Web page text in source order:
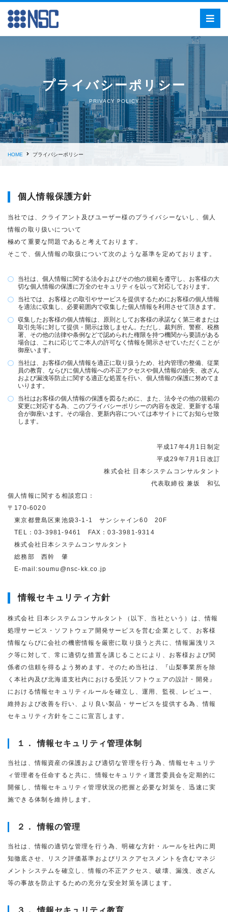
プライバシーポリシー
PRIVACY POLICY
HOME プライバシーポリシー
個人情報保護方針
当社では、クライアント及びユーザー様のプライバシーないし、個人
情報の取り扱いについて
極めて重要な問題であると考えております。
そこで、個人情報の取扱について次のような基準を定めております。
当社は、個人情報に関する法令およびその他の規範を遵守し、お客様の大
切な個人情報の保護に万全のセキュリティを以って対応しております。
当社では、お客様との取引やサービスを提供するためにお客様の個人情報
を適法に収集し、必要範囲内で収集した個人情報を利用させて頂きます。
収集したお客様の個人情報は、原則としてお客様の承諾なく第三者または
取引先等に対して提供・開示は致しません。ただし、裁判所、警察、税務
署、その他の法律や条例などで認められた権限を持つ機関から要請がある
場合は、これに応じてご本人の許可なく情報を開示させていただくことが
御座います。
当社は、お客様の個人情報を適正に取り扱うため、社内管理の整備、従業
員の教育、ならびに個人情報への不正アクセスや個人情報の紛失、改ざん
および漏洩等防止に関する適正な処置を行い、個人情報の保護に努めてま
いります。
当社はお客様の個人情報の保護を図るために、また、法令その他の規範の
変更に対応する為、このプライバシーポリシーの内容を改定、更新する場
合が御座います。その場合、更新内容については本サイトにてお知らせ致
します。
平成17年4月1日制定
平成29年7月1日改訂
株式会社 日本システムコンサルタント
代表取締役 兼坂 和弘
個人情報に関する相談窓口：
〒170-6020
東京都豊島区東池袋3-1-1 サンシャイン60 20F
TEL：03-3981-9461 FAX：03-3981-9314
株式会社日本システムコンサルタント
総務部 西幹 肇
E-mail:soumu@nsc-kk.co.jp
情報セキュリティ方針
株式会社 日本システムコンサルタント（以下、当社という）は、情報
処理サービス・ソフトウェア開発サービスを営む企業として、お客様
情報ならびに会社の機密情報を厳密に取り扱うと共に、情報漏洩リス
ク等に対して、常に適切な措置を講じることにより、お客様および関
係者の信頼を得るよう努めます。そのため当社は、『山梨事業所を除
く本社内及び北海道支社内における受託ソフトウェアの設計・開発』
における情報セキュリティルールを確立し、運用、監視、レビュー、
維持および改善を行い、より良い製品・サービスを提供する為、情報
セキュリティ方針をここに宣言します。
１． 情報セキュリティ管理体制
当社は、情報資産の保護および適切な管理を行う為、情報セキュリテ
ィ管理者を任命すると共に、情報セキュリティ運営委員会を定期的に
開催し、情報セキュリティ管理状況の把握と必要な対策を、迅速に実
施できる体制を維持します。
２． 情報の管理
当社は、情報の適切な管理を行う為、明確な方針・ルールを社内に周
知徹底させ、リスク評価基準およびリスクアセスメントを含むマネジ
メントシステムを確立し、情報の不正アクセス、破壊、漏洩、改ざん
等の事故を防止するための充分な安全対策を講じます。
３． 情報セキュリティ教育